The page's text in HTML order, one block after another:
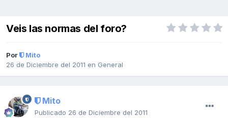
Veis las normas del foro?
Por
Mito
26 de Diciembre del 2011 en General
Mito
Publicado 26 de Diciembre del 2011